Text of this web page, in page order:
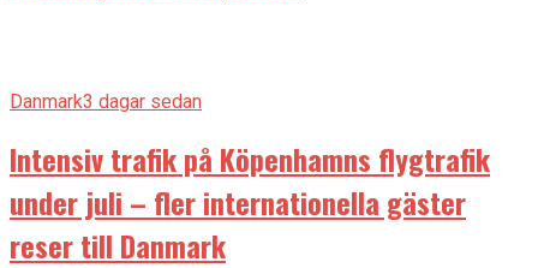
Danmark3 dagar sedan
Intensiv trafik på Köpenhamns flygtrafik
under juli – fler internationella gäster
reser till Danmark